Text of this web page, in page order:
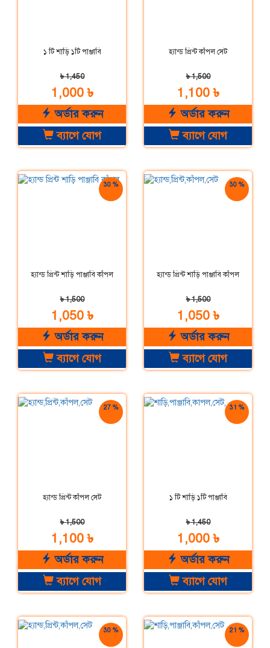
১ টি শাড়ি ১টি পাঞ্জাবি
৳ 1,450
1,000 ৳
অর্ডার করুন
ব্যাগে যোগ
হ্যান্ড প্রিন্ট কাঁপল সেট
৳ 1,500
1,100 ৳
অর্ডার করুন
ব্যাগে যোগ
30 %
হ্যান্ড প্রিন্ট শাড়ি পাঞ্জাবি কাঁপল
৳ 1,500
1,050 ৳
অর্ডার করুন
ব্যাগে যোগ
30 %
হ্যান্ড প্রিন্ট শাড়ি পাঞ্জাবি কাঁপল
৳ 1,500
1,050 ৳
অর্ডার করুন
ব্যাগে যোগ
27 %
হ্যান্ড প্রিন্ট কাঁপল সেট
৳ 1,500
1,100 ৳
অর্ডার করুন
ব্যাগে যোগ
31 %
১ টি শাড়ি ১টি পাঞ্জাবি
৳ 1,450
1,000 ৳
অর্ডার করুন
ব্যাগে যোগ
30 %
21 %